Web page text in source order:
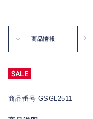
商品情報
商品番号 GSGL2511